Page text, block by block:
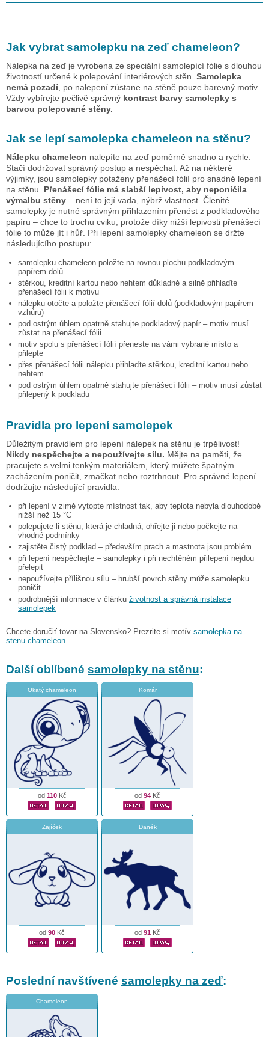
Jak vybrat samolepku na zeď chameleon?
Nálepka na zeď je vyrobena ze speciální samolepící fólie s dlouhou
životností určené k polepování interiérových stěn. Samolepka
nemá pozadí, po nalepení zůstane na stěně pouze barevný motiv.
Vždy vybírejte pečlivě správný kontrast barvy samolepky s
barvou polepované stěny.
Jak se lepí samolepka chameleon na stěnu?
Nálepku chameleon nalepíte na zeď poměrně snadno a rychle.
Stačí dodržovat správný postup a nespěchat. Až na některé
výjimky, jsou samolepky potaženy přenášecí fólií pro snadné lepení
na stěnu. Přenášecí fólie má slabší lepivost, aby neponičila
výmalbu stěny – není to její vada, nýbrž vlastnost. Členité
samolepky je nutné správným přihlazením přenést z podkladového
papíru – chce to trochu cviku, protože díky nižší lepivosti přenášecí
fólie to může jít i hůř. Při lepení samolepky chameleon se držte
následujícího postupu:
samolepku chameleon položte na rovnou plochu podkladovým
papírem dolů
stěrkou, kreditní kartou nebo nehtem důkladně a silně přihlaďte
přenášecí fólii k motivu
nálepku otočte a položte přenášecí fólií dolů (podkladovým papírem
vzhůru)
pod ostrým úhlem opatrně stahujte podkladový papír – motiv musí
zůstat na přenášecí fólii
motiv spolu s přenášecí fólií přeneste na vámi vybrané místo a
přilepte
přes přenášecí fólii nálepku přihlaďte stěrkou, kreditní kartou nebo
nehtem
pod ostrým úhlem opatrně stahujte přenášecí fólii – motiv musí zůstat
přilepený k podkladu
Pravidla pro lepení samolepek
Důležitým pravidlem pro lepení nálepek na stěnu je trpělivost!
Nikdy nespěchejte a nepoužívejte sílu. Mějte na paměti, že
pracujete s velmi tenkým materiálem, který můžete špatným
zacházením poničit, zmačkat nebo roztrhnout. Pro správné lepení
dodržujte následující pravidla:
při lepení v zimě vytopte místnost tak, aby teplota nebyla dlouhodobě
nižší než 15 °C
polepujete-li stěnu, která je chladná, ohřejte ji nebo počkejte na
vhodné podmínky
zajistěte čistý podklad – především prach a mastnota jsou problém
při lepení nespěchejte – samolepky i při nechtěném přilepení nejdou
přelepit
nepoužívejte přílišnou sílu – hrubší povrch stěny může samolepku
poničit
podrobnější informace v článku životnost a správná instalace
samolepek
Chcete doručiť tovar na Slovensko? Prezrite si motív samolepka na
stenu chameleon
Další oblíbené samolepky na stěnu:
Okatý chameleon
od 110Kč
Komár
od 94 Kč
Zajíček
od 90 Kč
Daněk
od 91 Kč
Poslední navštívené samolepky na zeď:
Chameleon